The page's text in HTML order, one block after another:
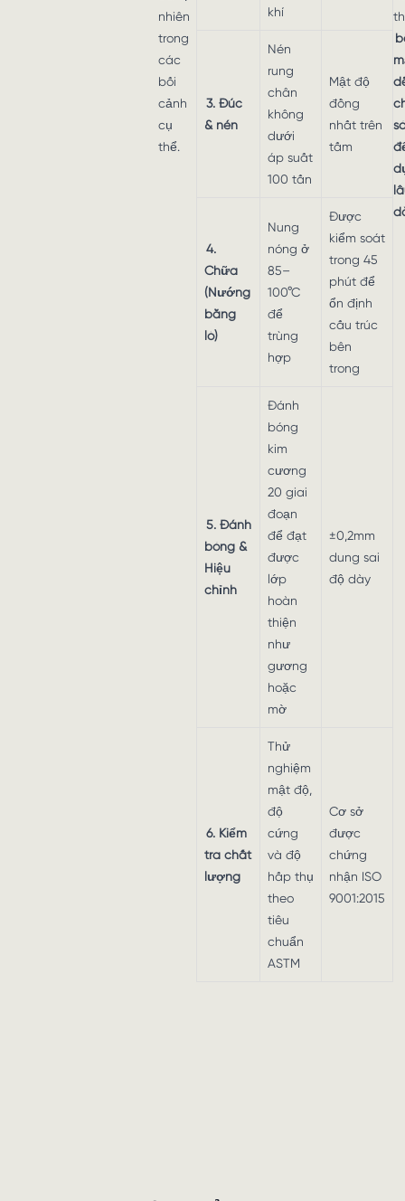
nhiên
trong
các
bối
cảnh
cụ
thể.
khí
3. Đúc
& nén
Nén
rung
chân
không
dưới
áp suất
100 tấn
Mật độ
đồng
nhất trên
tấm
4.
Chữa
(Nướng
bằng
lò)
Nung
nóng ở
85–
100°C
để
trùng
hợp
Được
kiểm soát
trong 45
phút để
ổn định
cấu trúc
bên
trong
5. Đánh
bóng &
Hiệu
chỉnh
Đánh
bóng
kim
cương
20 giai
đoạn
để đạt
được
lớp
hoàn
thiện
như
gương
hoặc
mờ
±0,2mm
dung sai
độ dày
6. Kiểm
tra chất
lượng
Thử
nghiệm
mật độ,
độ
cứng
và độ
hấp thụ
theo
tiêu
chuẩn
ASTM
Cơ sở
được
chứng
nhận ISO
9001:2015